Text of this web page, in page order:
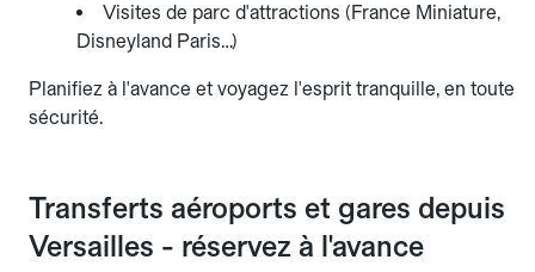
Visites de parc d'attractions (France Miniature,
Disneyland Paris…)
Planifiez à l'avance et voyagez l'esprit tranquille, en toute
sécurité.
Transferts aéroports et gares depuis
Versailles - réservez à l'avance